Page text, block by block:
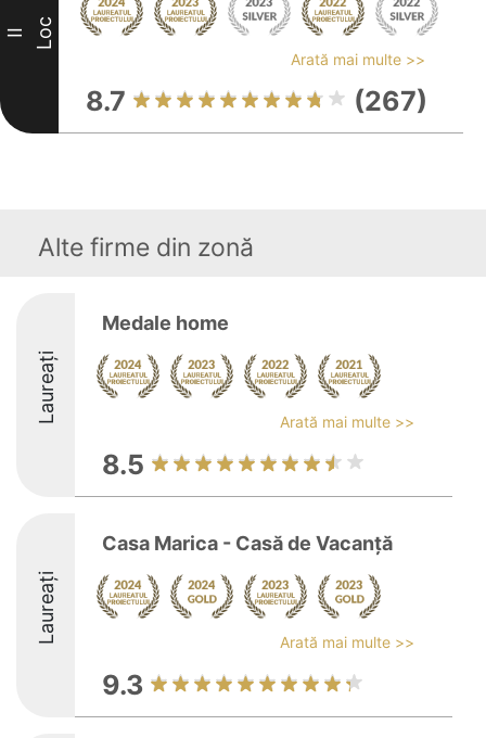
II Loc
Arată mai multe >>
8.7 (267)
Alte firme din zonă
Laureați
Medale home
Arată mai multe >>
8.5
Laureați
Casa Marica - Casă de Vacanță
Arată mai multe >>
9.3